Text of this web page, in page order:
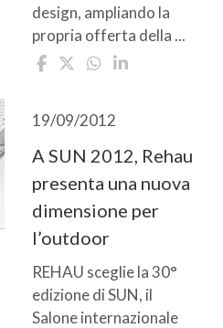
design, ampliando la
propria offerta della ...
19/09/2012
A SUN 2012, Rehau
presenta una nuova
dimensione per
l’outdoor
REHAU sceglie la 30°
edizione di SUN, il
Salone internazionale